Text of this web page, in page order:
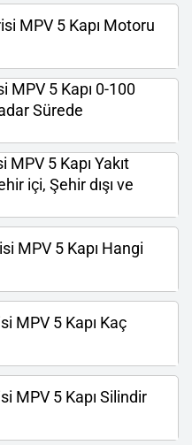
MPV 5 Kapı Motoru
MPV 5 Kapı 0-100
Sürede
5 Kapı Yakıt
içi, Şehir dışı ve
MPV 5 Kapı Hangi
MPV 5 Kapı Kaç
MPV 5 Kapı Silindir